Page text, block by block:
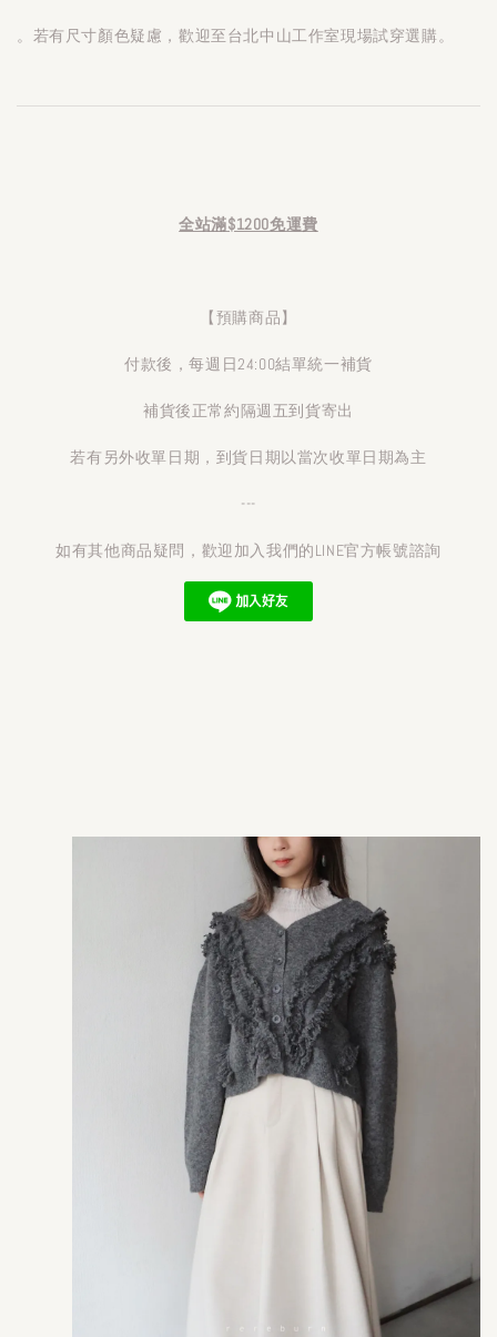
。若有尺寸顏色疑慮，歡迎至台北中山工作室現場試穿選購。
全站滿$1200免運費
【預購商品】
付款後，每週日24:00結單統一補貨
補貨後正常約隔週五到貨寄出
若有另外收單日期，到貨日期以當次收單日期為主
---
如有其他商品疑問，歡迎加入我們的LINE官方帳號諮詢